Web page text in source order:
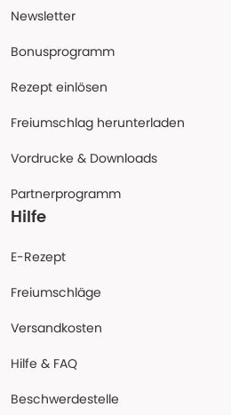
Newsletter
Bonusprogramm
Rezept einlösen
Freiumschlag herunterladen
Vordrucke & Downloads
Partnerprogramm
Hilfe
E-Rezept
Freiumschläge
Versandkosten
Hilfe & FAQ
Beschwerdestelle